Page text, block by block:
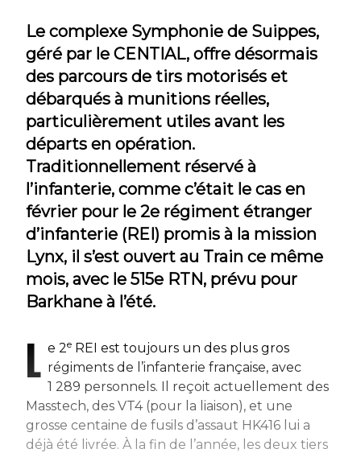
Le complexe Symphonie de Suippes,
géré par le CENTIAL, offre désormais
des parcours de tirs motorisés et
débarqués à munitions réelles,
particulièrement utiles avant les
départs en opération.
Traditionnellement réservé à
l’infanterie, comme c’était le cas en
février pour le 2e régiment étranger
d’infanterie (REI) promis à la mission
Lynx, il s’est ouvert au Train ce même
mois, avec le 515e RTN, prévu pour
Barkhane à l’été.
L e 2e REI est toujours un des plus gros
régiments de l’infanterie française, avec
1 289 personnels. Il reçoit actuellement des
Masstech, des VT4 (pour la liaison), et une
grosse centaine de fusils d’assaut HK416 lui a
déjà été livrée. À la fin de l’année, les deux tiers